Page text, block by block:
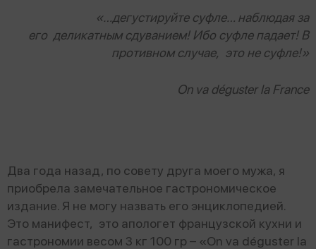
«…дегустируйте суфле… наблюдая за
его деликатным сдуванием! Ибо суфле падает! В
противном случае, это не суфле!»
On va déguster la France
Два года назад, по совету друга моего мужа, я
приобрела замечательное гастрономическое
издание. Я не могу назвать его энциклопедией.
Это манифест, это апологет французской кухни и
гастрономии весом 3 кг 100 гр – «On va déguster la